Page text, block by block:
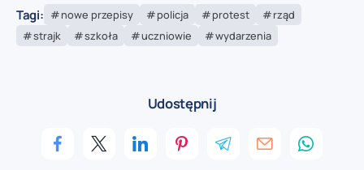
Tagi: nowe przepisy policja protest
rząd
strajk
szkoła uczniowie wydarzenia
Udostępnij